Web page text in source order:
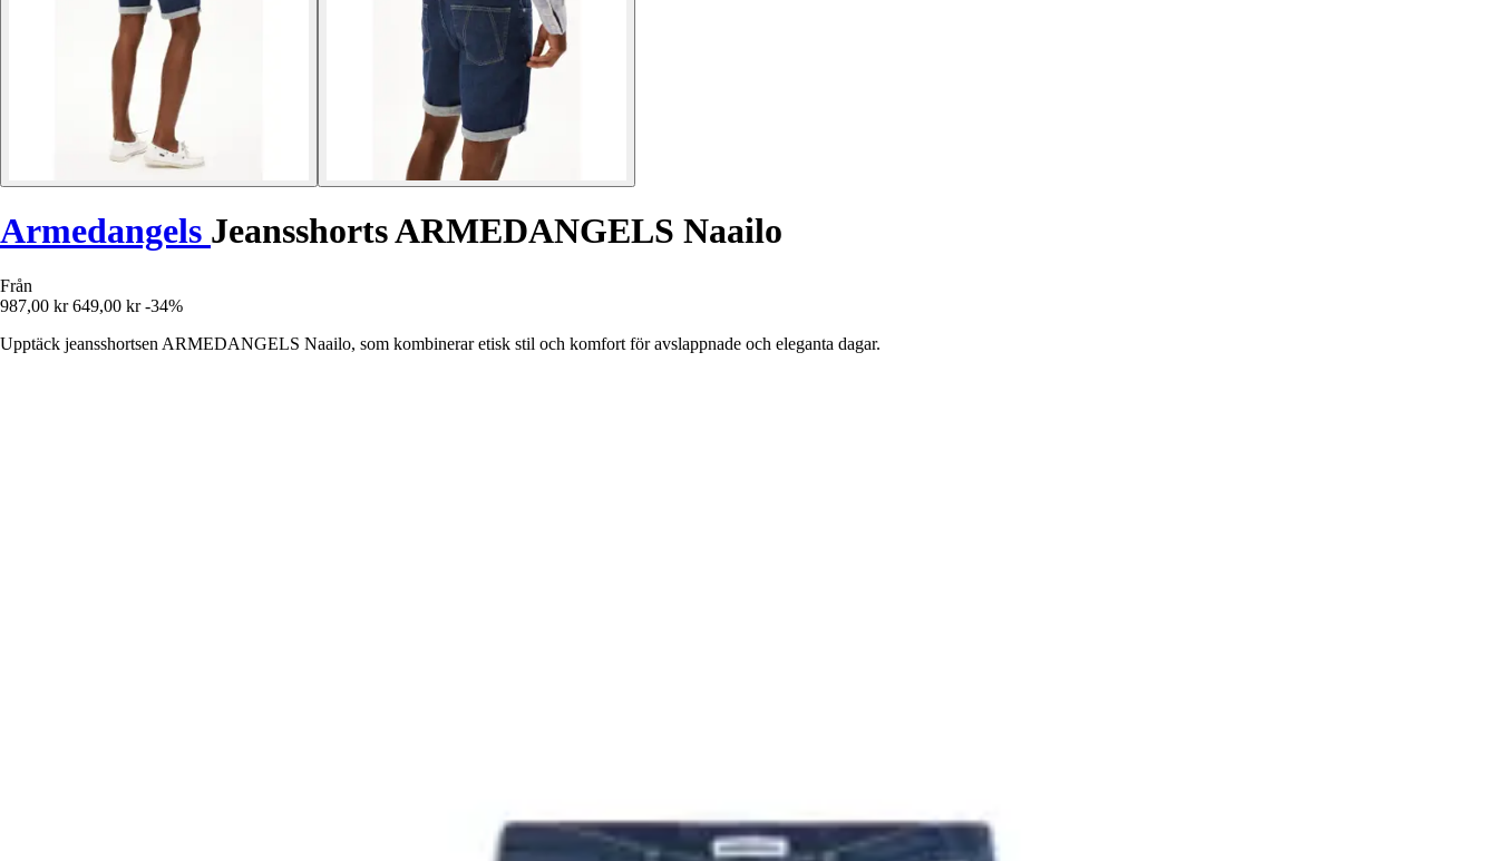
Armedangels Jeansshorts ARMEDANGELS Naailo
Från
987,00 kr 649,00 kr -34%
Upptäck jeansshortsen ARMEDANGELS Naailo, som kombinerar etisk stil och komfort för avslappnade och eleganta dagar.